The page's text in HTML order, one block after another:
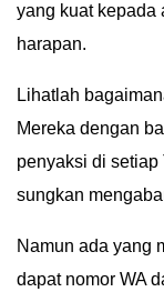
yang kuat kepada
harapan.
Lihatlah
Mereka dengan
penyaksi di
sungkan
Namun ada yang
dapat nomor WA